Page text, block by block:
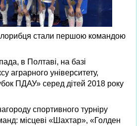
стали першою командою
в Полтаві, на базі
аграрного університету,
ПДАУ» серед дітей 2018 року
спортивного турніру
місцеві «Шахтар», «Голден